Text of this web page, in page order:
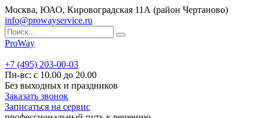
Москва, ЮАО, Кировоградская 11А (район Чертаново)
info@prowayservice.ru
ProWay
+7 (495) 203-00-03
Пн-вс: с 10.00 до 20.00
Без выходных и праздников
Заказать звонок
Записаться на сервис